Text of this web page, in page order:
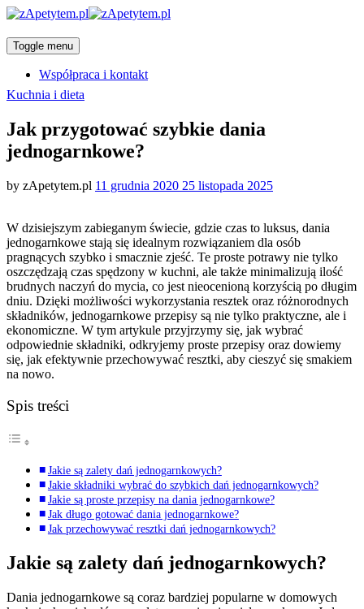
Toggle menu
Współpraca i kontakt
Categories
Kuchnia i dieta
Jak przygotować szybkie dania
jednogarnkowe?
by zApetytem.pl Posted
11 grudnia 2020 25 listopada 2025
W dzisiejszym zabieganym świecie, gdzie czas to luksus, dania
jednogarnkowe stają się idealnym rozwiązaniem dla osób
pragnących szybko i smacznie zjeść. Te proste potrawy nie tylko
oszczędzają czas spędzony w kuchni, ale także minimalizują ilość
brudnych naczyń do mycia, co jest nieocenioną korzyścią po długim
dniu. Dzięki możliwości wykorzystania resztek oraz różnorodnych
składników, jednogarnkowe przepisy są nie tylko praktyczne, ale i
ekonomiczne. W tym artykule przyjrzymy się, jak wybrać
odpowiednie składniki, odkryjemy proste przepisy oraz dowiemy
się, jak efektywnie przechowywać resztki, aby cieszyć się smakiem
na nowo.
Spis treści
Jakie są zalety dań jednogarnkowych?
Jakie składniki wybrać do szybkich dań jednogarnkowych?
Jakie są proste przepisy na dania jednogarnkowe?
Jak długo gotować dania jednogarnkowe?
Jak przechowywać resztki dań jednogarnkowych?
Jakie są zalety dań jednogarnkowych?
Dania jednogarnkowe są coraz bardziej popularne w domowych